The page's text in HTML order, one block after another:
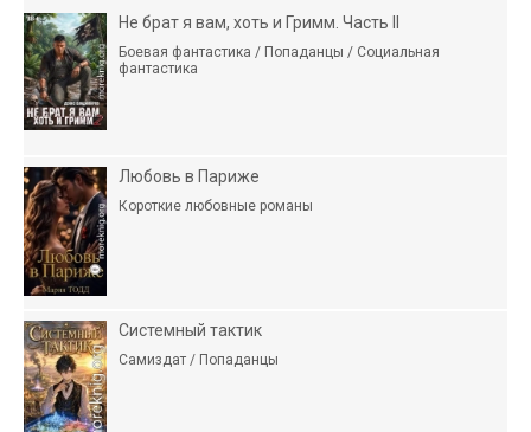
Не брат я вам, хоть и Гримм. Часть II
Боевая фантастика / Попаданцы / Социальная
фантастика
Любовь в Париже
Короткие любовные романы
Системный тактик
Самиздат / Попаданцы